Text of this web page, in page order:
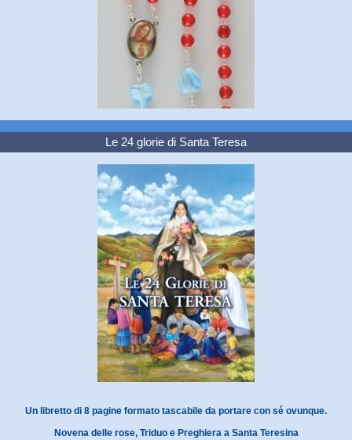
Le 24 glorie di Santa Teresa
Un libretto di 8 pagine formato tascabile da portare con sé ovunque.
Novena delle rose, Triduo e Preghiera a Santa Teresina